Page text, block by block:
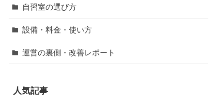
自習室の選び方
設備・料金・使い方
運営の裏側・改善レポート
人気記事